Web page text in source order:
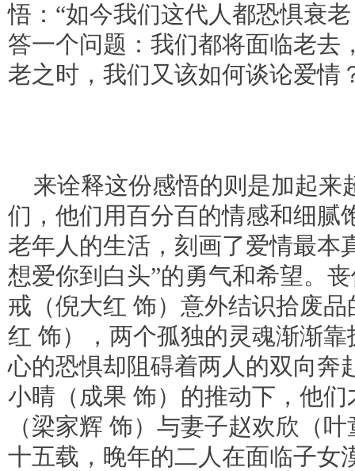
悟：“如今我们这代人都恐惧衰
答一个问题：我们都将面临老去
老之时，我们又该如何谈论爱情
来诠释这份感悟的则是加起来
们，他们用百分百的情感和细腻
老年人的生活，刻画了爱情最本
想爱你到白头”的勇气和希望。
戒（倪大红 饰）意外结识拾废
红 饰），两个孤独的灵魂渐渐
心的恐惧却阻碍着两人的双向奔
小晴（成果 饰）的推动下，他
（梁家辉 饰）与妻子赵欢欣（
十五载，晚年的二人在面临子女